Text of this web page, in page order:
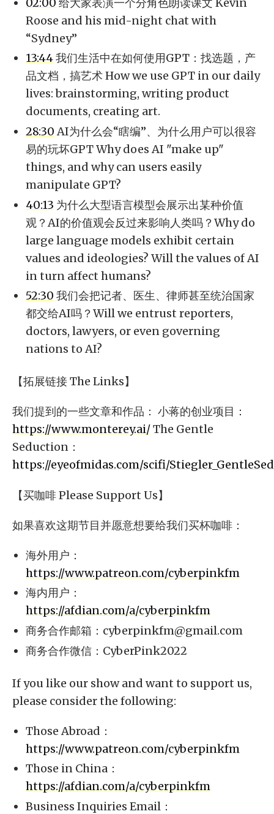
Roose and his mid-night chat with
“Sydney”
13:44我们生活中在如何使用GPT：找选题，产
品文档，搞艺术 How we use GPT in our daily
lives: brainstorming, writing product
documents, creating art.
28:30 AI为什么会“瞎编”、为什么用户可以很容
易的玩坏GPT Why does AI "make up"
things, and why can users easily
manipulate GPT?
40:13 为什么大型语言模型会展示出某种价值
观？AI的价值观会反过来影响人类吗？Why do
large language models exhibit certain
values and ideologies? Will the values of AI
in turn affect humans?
52:30 我们会把记者、医生、律师甚至统治国家
都交给AI吗？Will we entrust reporters,
doctors, lawyers, or even governing
nations to AI?
【拓展链接 The Links】
我们提到的一些文章和作品： 小蒋的创业项目：
https://www.monterey.ai/The Gentle
Seduction：
https://eyeofmidas.com/scifi/
【买咖啡 Please Support Us】
如果喜欢这期节目并愿意想要给我们买杯咖啡：
海外用户：
https://www.patreon.com/cyberpinkfm
海内用户：
https://afdian.com/a/cyberpinkfm
商务合作邮箱： cyberpinkfm@gmail.com
商务合作微信：CyberPink2022
If you like our show and want to support us,
please consider the following:
Those Abroad：
https://www.patreon.com/cyberpinkfm
Those in China：
https://afdian.com/a/cyberpinkfm
Business Inquiries Email：